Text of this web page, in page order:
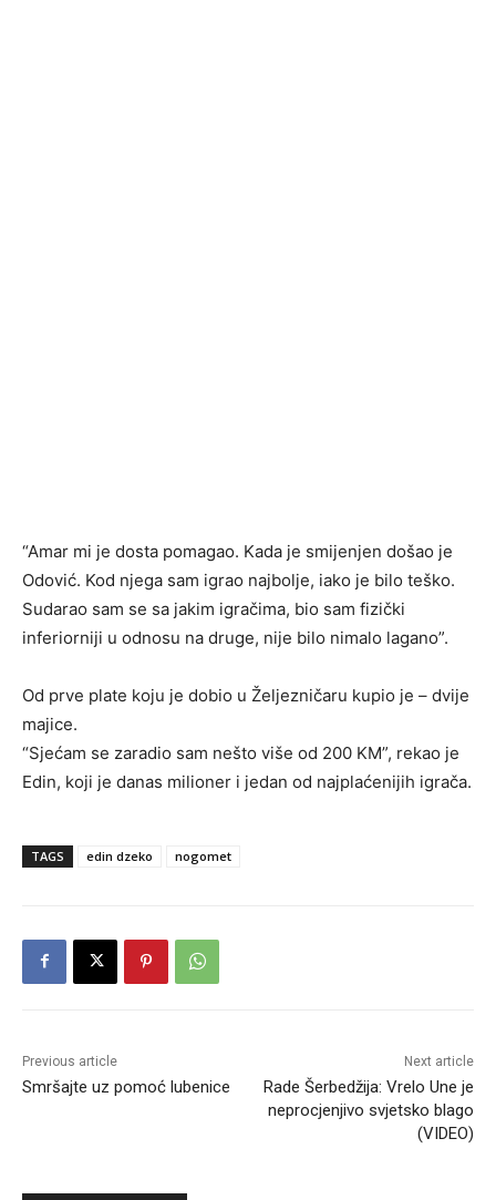
“Amar mi je dosta pomagao. Kada je smijenjen došao je
Odović. Kod njega sam igrao najbolje, iako je bilo teško.
Sudarao sam se sa jakim igračima, bio sam fizički
inferiorniji u odnosu na druge, nije bilo nimalo lagano”.
Od prve plate koju je dobio u Željezničaru kupio je – dvije
majice.
“Sjećam se zaradio sam nešto više od 200 KM”, rekao je
Edin, koji je danas milioner i jedan od najplaćenijih igrača.
TAGS edin dzeko nogomet
Previous article
Smršajte uz pomoć lubenice
Next article
Rade Šerbedžija: Vrelo Une je
neprocjenjivo svjetsko blago
(VIDEO)